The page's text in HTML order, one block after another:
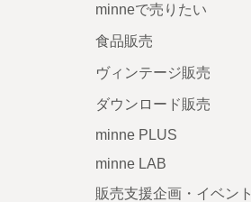
minneで売りたい
食品販売
ヴィンテージ販売
ダウンロード販売
minne PLUS
minne LAB
販売支援企画・イベント